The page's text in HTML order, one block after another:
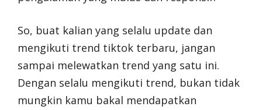
So, buat kalian yang selalu update dan
mengikuti trend tiktok terbaru, jangan
sampai melewatkan trend yang satu ini.
Dengan selalu mengikuti trend, bukan tidak
mungkin kamu bakal mendapatkan